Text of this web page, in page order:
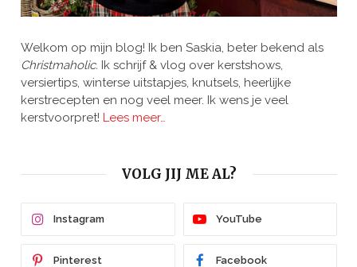
Welkom op mijn blog! Ik ben Saskia, beter bekend als
Christmaholic. Ik schrijf & vlog over kerstshows,
versiertips, winterse uitstapjes, knutsels, heerlijke
kerstrecepten en nog veel meer. Ik wens je veel
kerstvoorpret! Lees meer…
VOLG JIJ ME AL?
Instagram YouTube
Pinterest Facebook